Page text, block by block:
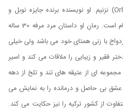
نزنیم. او نویسنده برنده جایزه نوبل و
نویسنده رمانی مشهور به همین نام است. رمانِ او داستان مرد مرفه 30 ساله
با زنی همتای خود می باشد ولی خیلی
فقیر و زیبایی را ملاقات می کند و اسیر
‌ای از عتیقه‌ های تند و تلخ از دهه
عشق بی‌ حاصل و درمانده را به نمایش می
از کشور ترکیه را نیز حکایت می کند.